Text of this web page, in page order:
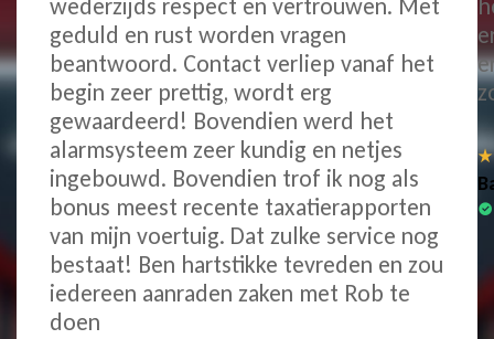
wederzijds respect en vertrouwen. Met
geduld en rust worden vragen
beantwoord. Contact verliep vanaf het
begin zeer prettig, wordt erg
gewaardeerd! Bovendien werd het
alarmsysteem zeer kundig en netjes
ingebouwd. Bovendien trof ik nog als
bonus meest recente taxatierapporten
van mijn voertuig. Dat zulke service nog
bestaat! Ben hartstikke tevreden en zou
iedereen aanraden zaken met Rob te
doen